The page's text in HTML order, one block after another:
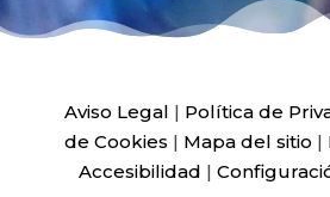
Aviso Legal | Política de
de Cookies | Mapa del sitio |
Accesibilidad |